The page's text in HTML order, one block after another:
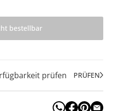
bestellbar
prüfen PRÜFEN